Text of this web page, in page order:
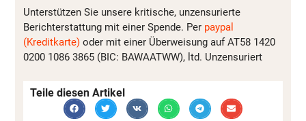
Unterstützen Sie unsere kritische, unzensurierte
Berichterstattung mit einer Spende. Per paypal
(Kreditkarte) oder mit einer Überweisung auf AT58 1420
0200 1086 3865 (BIC: BAWAATWW), ltd. Unzensuriert
Teile diesen Artikel